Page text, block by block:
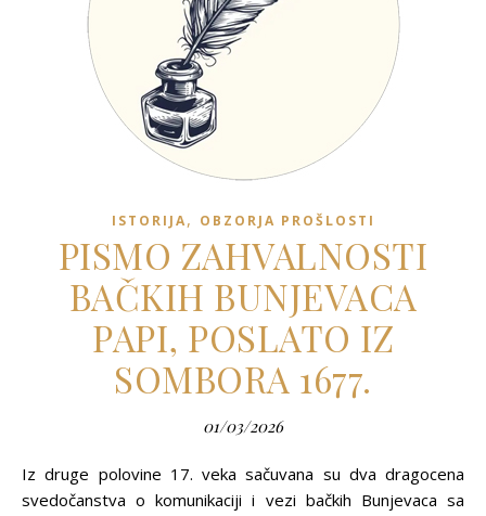
ISTORIJA, OBZORJA PROŠLOSTI
PISMO ZAHVALNOSTI
BAČKIH BUNJEVACA
PAPI, POSLATO IZ
SOMBORA 1677.
01/03/2026
Iz druge polovine 17. veka sačuvana su dva dragocena
svedočanstva o komunikaciji i vezi bačkih Bunjevaca sa